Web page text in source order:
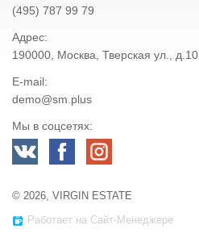
(495) 787 99 79
Адрес:
190000, Москва, Тверская ул., д.10
E-mail:
demo@sm.plus
Мы в соцсетях:
© 2026, VIRGIN ESTATE
Работает на Сайт-Менеджере